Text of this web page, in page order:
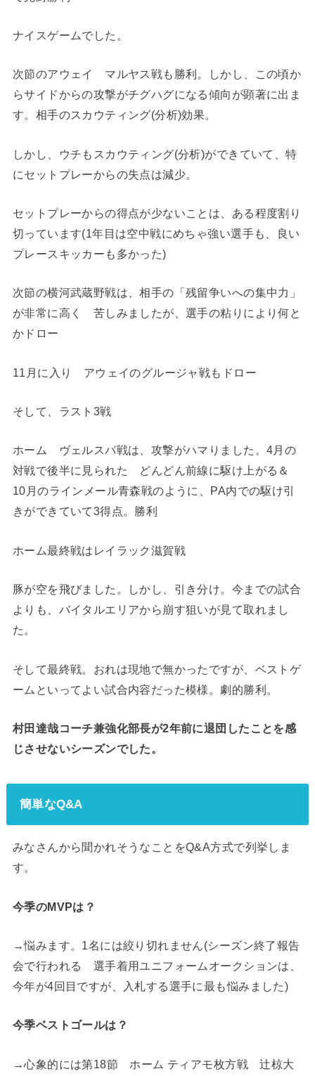
ナイスゲームでした。
次節のアウェイ マルヤス戦も勝利。しかし、この頃か
らサイドからの攻撃がチグハグになる傾向が顕著に出ま
す。相手のスカウティング(分析)効果。
しかし、ウチもスカウティング(分析)ができていて、特
にセットプレーからの失点は減少。
セットプレーからの得点が少ないことは、ある程度割り
切っています(1年目は空中戦にめちゃ強い選手も、良い
プレースキッカーも多かった)
次節の横河武蔵野戦は、相手の「残留争いへの集中力」
が非常に高く 苦しみましたが、選手の粘りにより何と
かドロー
11月に入り アウェイのグルージャ戦もドロー
そして、ラスト3戦
ホーム ヴェルスパ戦は、攻撃がハマりました。4月の
対戦で後半に見られた どんどん前線に駆け上がる＆
10月のラインメール青森戦のように、PA内での駆け引
きができていて3得点。勝利
ホーム最終戦はレイラック滋賀戦
豚が空を飛びました。しかし、引き分け。今までの試合
よりも、バイタルエリアから崩す狙いが見て取れまし
た。
そして最終戦。おれは現地で無かったですが、ベストゲ
ームといってよい試合内容だった模様。劇的勝利。
村田達哉コーチ兼強化部長が2年前に退団したことを感
じさせないシーズンでした。
簡単なQ&A
みなさんから聞かれそうなことをQ&A方式で列挙しま
す。
今季のMVPは？
→悩みます。1名には絞り切れません(シーズン終了報告
会で行われる 選手着用ユニフォームオークションは、
今年が4回目ですが、入札する選手に最も悩みました)
今季ベストゴールは？
→心象的には第18節 ホーム ティアモ枚方戦 辻椋大